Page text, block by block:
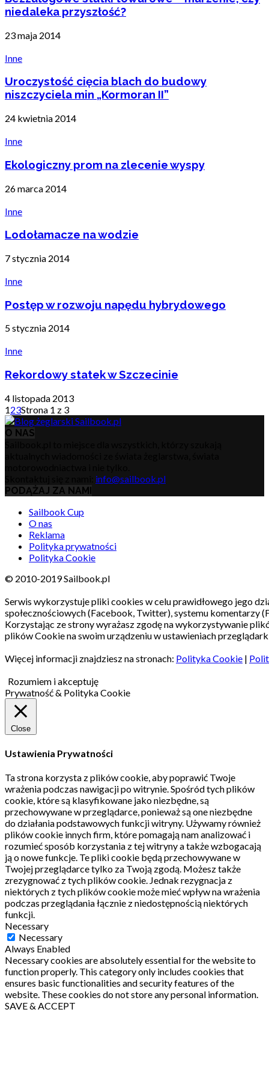
niedaleka przyszłość?
23 maja 2014
Inne
Uroczystość cięcia blach do budowy
niszczyciela min „Kormoran II”
24 kwietnia 2014
Inne
Ekologiczny prom na zlecenie wyspy
26 marca 2014
Inne
Lodołamacze na wodzie
7 stycznia 2014
Inne
Postęp w rozwoju napędu hybrydowego
5 stycznia 2014
Inne
Rekordowy statek w Szczecinie
4 listopada 2013
123Strona 1 z 3
O NAS
info@sailbook.pl
PODĄŻAJ ZA NAMI
Sailbook Cup
O nas
Reklama
Polityka prywatności
Polityka Cookie
© 2010-2019 Sailbook.pl
Serwis wykorzystuje pliki cookies w celu prawidłowego jego
społecznościowych (Facebook, Twitter), systemu komentarzy
Korzystając ze strony wyrażasz zgodę na wykorzystywanie
plików Cookie na swoim urządzeniu w ustawieniach
Więcej informacji znajdziesz na stronach: Polityka Cookie |
Rozumiem i akceptuję
Prywatność & Polityka Cookie
Close
Ustawienia Prywatności
Ta strona korzysta z plików cookie, aby poprawić Twoje
wrażenia podczas nawigacji po witrynie.Spośród tych plików
cookie, które są klasyfikowane jako niezbędne, są
przechowywane w przeglądarce, ponieważ są one niezbędne
do działania podstawowych funkcji witryny. Używamy również
plików cookie innych firm, które pomagają nam analizować i
rozumieć sposób korzystania z tej witryny a także wzbogacają
ją o nowe funkcje. Te pliki cookie będą przechowywane w
Twojej przeglądarce tylko za Twoją zgodą. Możesz także
zrezygnować z tych plików cookie. Jednak rezygnacja z
niektórych z tych plików cookie może mieć wpływ na wrażenia
podczas przeglądania łącznie z niedostępnością niektórych
funkcji.
Necessary
Necessary
Always Enabled
Necessary cookies are absolutely essential for the website to
function properly. This category only includes cookies that
ensures basic functionalities and security features of the
website. These cookies do not store any personal information.
SAVE & ACCEPT